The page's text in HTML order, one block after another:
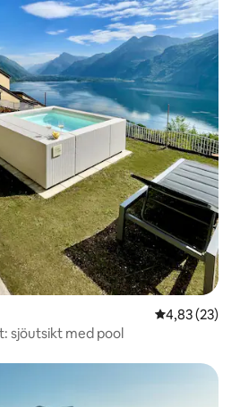
4,83 av 5 i
4,83 (23)
sjöutsikt med pool